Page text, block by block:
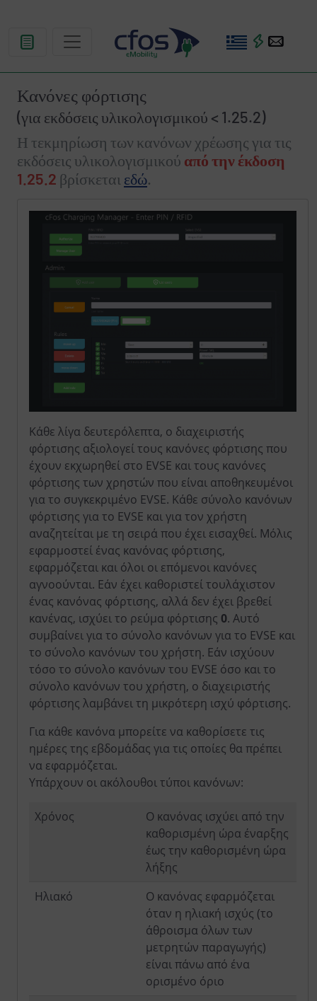
Κανόνες φόρτισης
(για εκδόσεις υλικολογισμικού < 1.25.2)
Η τεκμηρίωση των κανόνων χρέωσης για τις
εκδόσεις υλικολογισμικού από την έκδοση
1.25.2 βρίσκεται εδώ.
Κάθε λίγα δευτερόλεπτα, ο διαχειριστής
φόρτισης αξιολογεί τους κανόνες φόρτισης που
έχουν εκχωρηθεί στο EVSE και τους κανόνες
φόρτισης των χρηστών που είναι αποθηκευμένοι
για το συγκεκριμένο EVSE. Κάθε σύνολο κανόνων
φόρτισης για το EVSE και για τον χρήστη
αναζητείται με τη σειρά που έχει εισαχθεί. Μόλις
εφαρμοστεί ένας κανόνας φόρτισης,
εφαρμόζεται και όλοι οι επόμενοι κανόνες
αγνοούνται. Εάν έχει καθοριστεί τουλάχιστον
ένας κανόνας φόρτισης, αλλά δεν έχει βρεθεί
κανένας, ισχύει το ρεύμα φόρτισης 0. Αυτό
συμβαίνει για το σύνολο κανόνων για το EVSE και
το σύνολο κανόνων του χρήστη. Εάν ισχύουν
τόσο το σύνολο κανόνων του EVSE όσο και το
σύνολο κανόνων του χρήστη, ο διαχειριστής
φόρτισης λαμβάνει τη μικρότερη ισχύ φόρτισης.
Για κάθε κανόνα μπορείτε να καθορίσετε τις
ημέρες της εβδομάδας για τις οποίες θα πρέπει
να εφαρμόζεται.
Υπάρχουν οι ακόλουθοι τύποι κανόνων:
Χρόνος
Ο κανόνας ισχύει από την
καθορισμένη ώρα έναρξης
έως την καθορισμένη ώρα
λήξης
Ηλιακό
Ο κανόνας εφαρμόζεται
όταν η ηλιακή ισχύς (το
άθροισμα όλων των
μετρητών παραγωγής)
είναι πάνω από ένα
ορισμένο όριο